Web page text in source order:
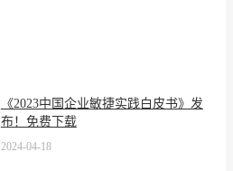
《2023中国企业敏捷实践白皮书》发
布！免费下载
2024-04-18